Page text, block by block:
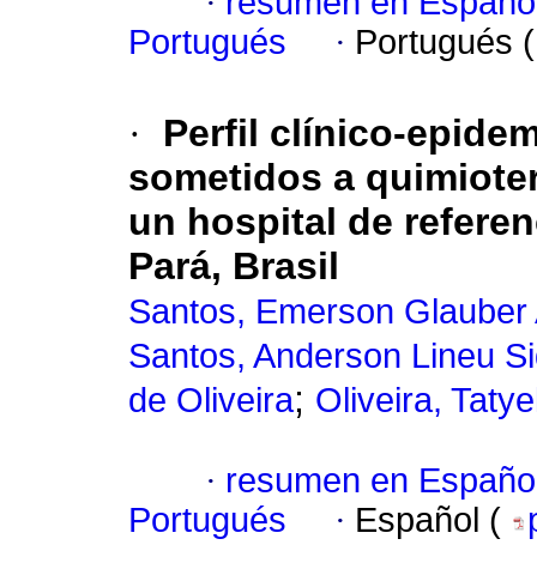
Portugués
· Portugués
·
Perfil clínico-
sometidos a
un hospital de
Pará, Brasil
Santos, Emerson Glauber
Santos, Anderson Lineu
de Oliveira; Oliveira,
· resumen en
Portugués
· Español (